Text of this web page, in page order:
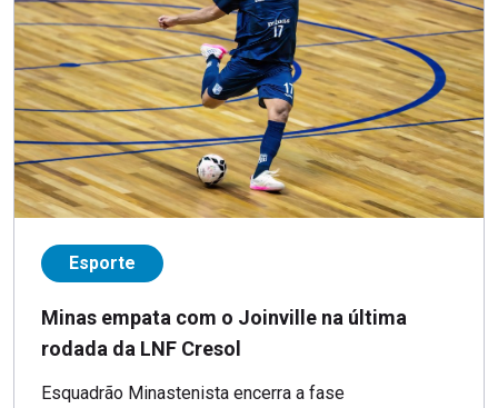
Esporte
Minas empata com o Joinville na última
rodada da LNF Cresol
Esquadrão Minastenista encerra a fase